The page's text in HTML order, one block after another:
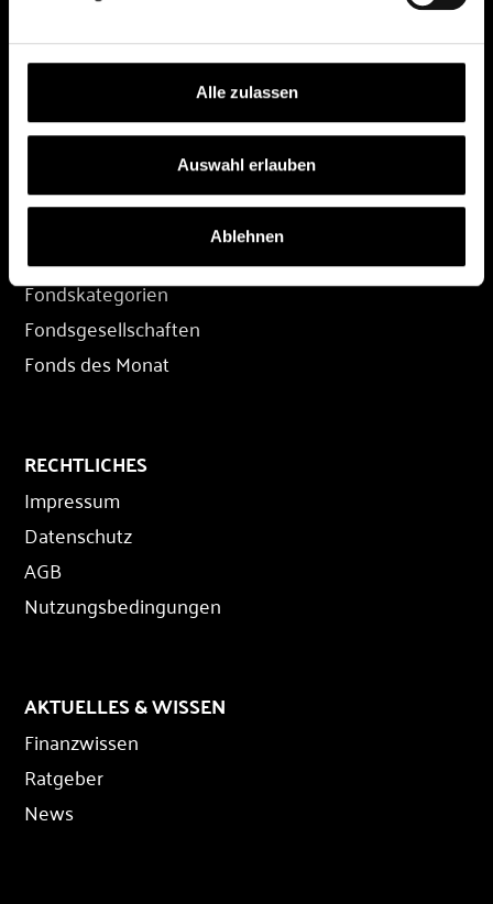
Alle zulassen
Auswahl erlauben
Ablehnen
Depot übertragen
Depot-Login
FONDS
Fondssuche
Fondskategorien
Fondsgesellschaften
Fonds des Monat
RECHTLICHES
Impressum
Datenschutz
AGB
Nutzungsbedingungen
AKTUELLES & WISSEN
Finanzwissen
Ratgeber
News